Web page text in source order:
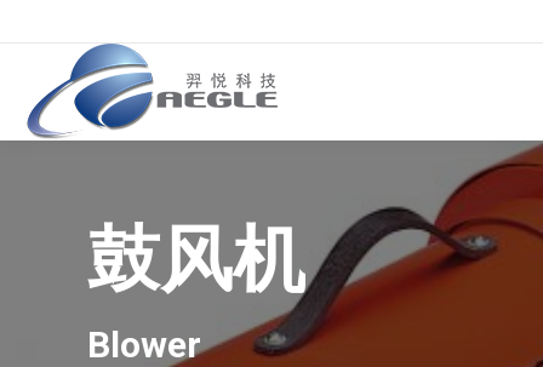
鼓风机
Blower